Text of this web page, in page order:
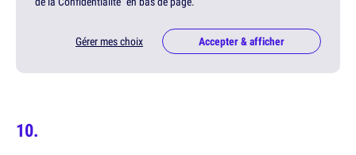
Gérer mes choix Accepter & afficher